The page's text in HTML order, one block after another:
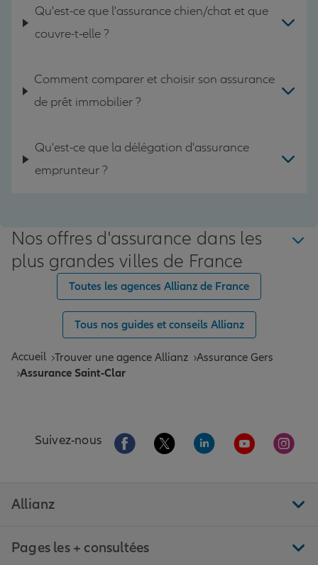
Qu'est-ce que l'assurance chien/chat et que
couvre-t-elle ?
Comment comparer et choisir son assurance
de prêt immobilier ?
Qu'est-ce que la délégation d'assurance
emprunteur ?
Nos offres d'assurance dans les
plus grandes villes de France
Toutes les agences Allianz de France
Tous nos guides et conseils Allianz
Accueil Trouver une agence Allianz Assurance Gers
Assurance Saint-Clar
Suivez-nous Aller sur la page Facebook de Allianz
Aller sur la page Twitter de
Aller sur la page
Aller sur la
Aller
Allianz
Pages les + consultées